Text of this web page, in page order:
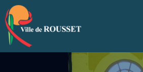
VOTRE